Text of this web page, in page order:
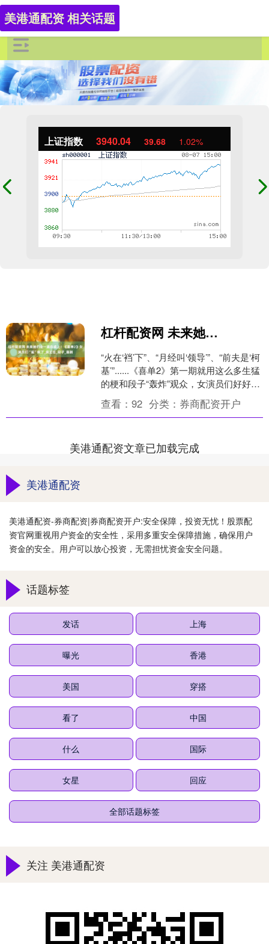
上证指数 3940.04 39.68 1.02%
美港通配资 相关话题
杠杆配资网 未来她们会一直在桌上！《喜单2》女演员们“鲨”疯了_房主任_段子_喜剧
“火在‘裆’下”、“月经叫‘领导’”、“前夫是‘柯
基’”......《喜单2》第一期就用这么多生猛
的梗和段子“轰炸”观众，女演员们好好的
一张嘴真会长啊，说的段子....
查看：92 分类： 券商配资开户
美港通配资文章已加载完成
美港通配资
美港通配资-券商配资|券商配资开户:安全保障，投资无忧！股票配
资官网重视用户资金的安全性，采用多重安全保障措施，确保用户
资金的安全。用户可以放心投资，无需担忧资金安全问题。
话题标签
发话 上海
曝光 香港
美国 穿搭
看了 中国
什么 国际
女星 回应
全部话题标签
关注 美港通配资